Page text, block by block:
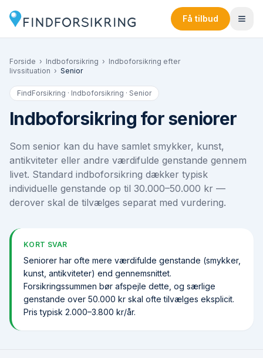
Få tilbud
Forside › Indboforsikring › Indboforsikring efter
livssituation › Senior
FindForsikring · Indboforsikring · Senior
Indboforsikring for seniorer
Som senior kan du have samlet smykker, kunst,
antikviteter eller andre værdifulde genstande gennem
livet. Standard indboforsikring dækker typisk
individuelle genstande op til 30.000–50.000 kr —
derover skal de tilvælges separat med vurdering.
KORT SVAR
Seniorer har ofte mere værdifulde genstande (smykker,
kunst, antikviteter) end gennemsnittet.
Forsikringssummen bør afspejle dette, og særlige
genstande over 50.000 kr skal ofte tilvælges eksplicit.
Pris typisk 2.000–3.800 kr/år.